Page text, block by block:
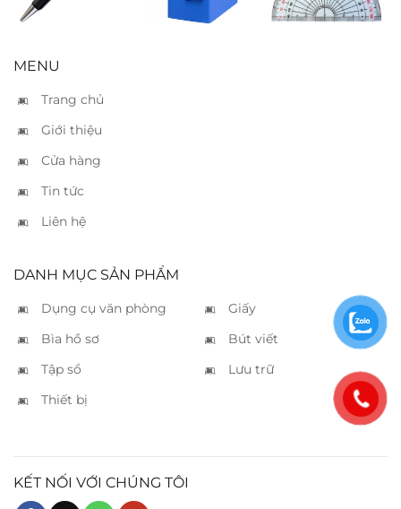
MENU
Trang chủ
Giới thiệu
Cửa hàng
Tin tức
Liên hệ
DANH MỤC SẢN PHẨM
Dụng cụ văn phòng
Giấy
Bìa hồ sơ
Bút viết
Tập sổ
Lưu trữ
Thiết bị
KẾT NỐI VỚI CHÚNG TÔI